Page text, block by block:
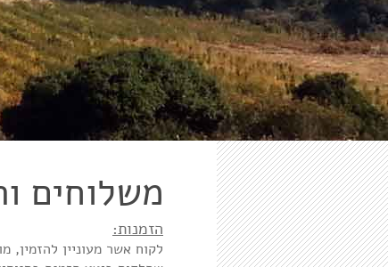
משלוחים
הזמנות:
לקוח אשר מעוניין